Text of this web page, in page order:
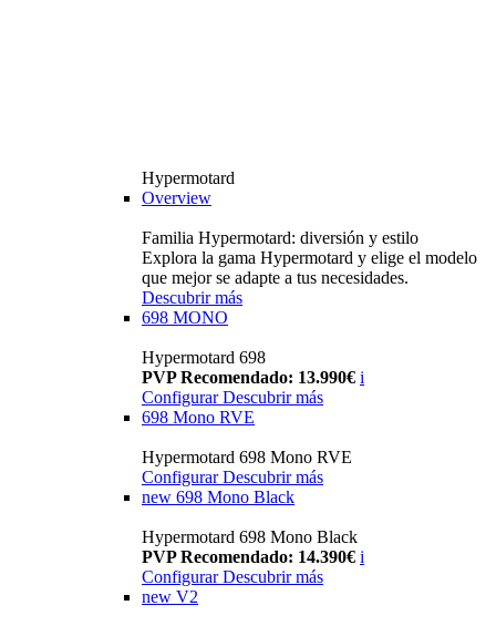
Hypermotard
Overview
Familia Hypermotard: diversión y estilo
Explora la gama Hypermotard y elige el modelo
que mejor se adapte a tus necesidades.
Descubrir más
698 MONO
Hypermotard 698
PVP Recomendado: 13.990€ i
ConfigurarDescubrir más
698 Mono RVE
Hypermotard 698 Mono RVE
Configurar Descubrir más
new 698 Mono Black
Hypermotard 698 Mono Black
PVP Recomendado: 14.390€ i
Configurar Descubrir más
new V2